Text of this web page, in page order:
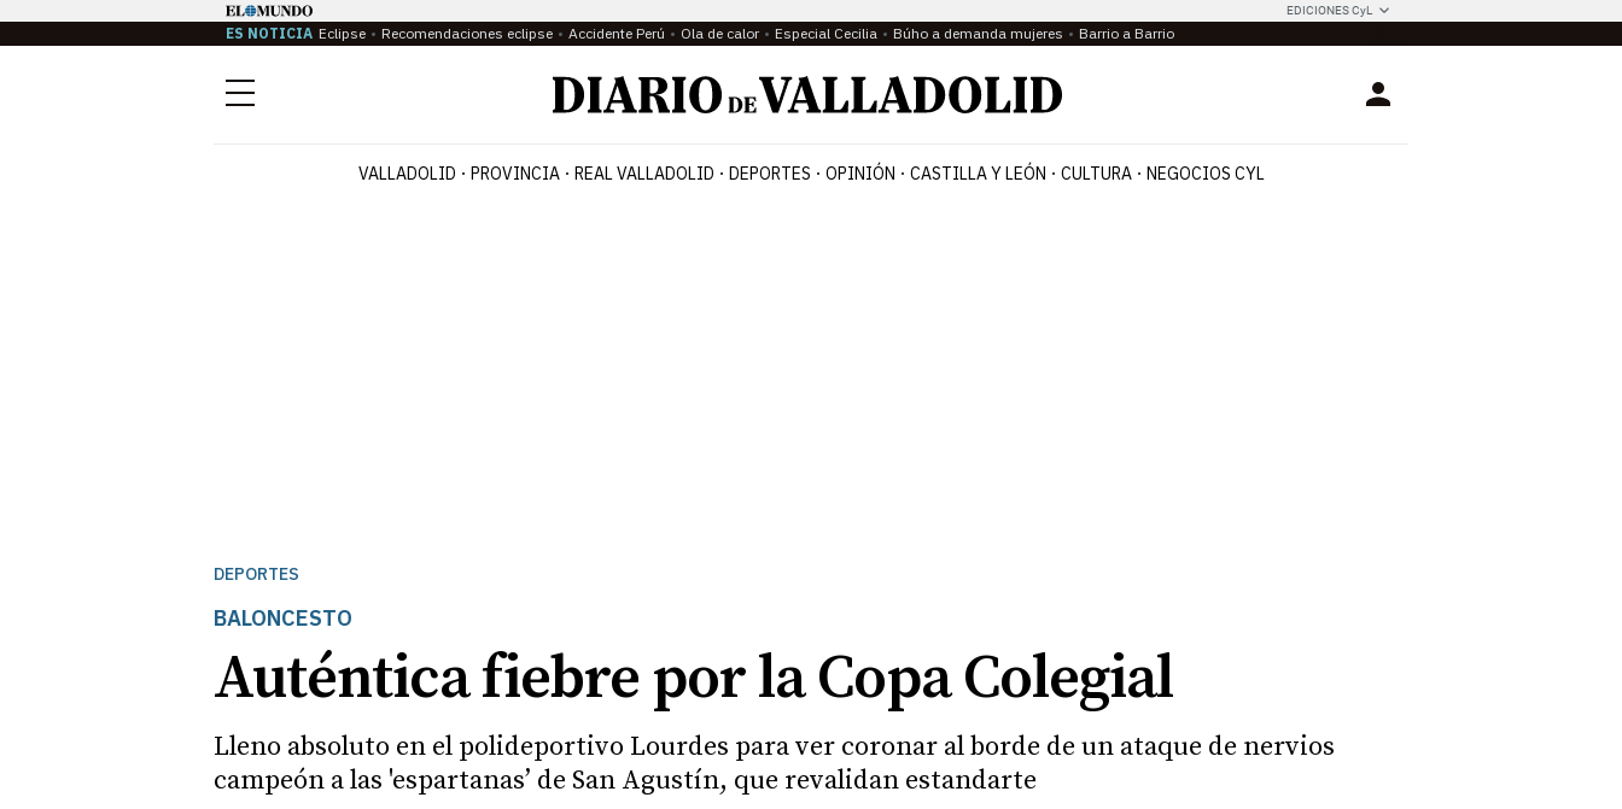
EDICIONES CyL
ES NOTICIA Eclipse Recomendaciones eclipse Accidente Perú Ola de calor Especial Cecilia Búho a demanda mujeres Barrio a Barrio
Menú Login
VALLADOLID PROVINCIA REAL VALLADOLID DEPORTES OPINIÓN CASTILLA Y LEÓN CULTURA NEGOCIOS CYL
DEPORTES
BALONCESTO
Auténtica fiebre por la Copa Colegial
Lleno absoluto en el polideportivo Lourdes para ver coronar al borde de un ataque de nervios
campeón a las 'espartanas’ de San Agustín, que revalidan estandarte